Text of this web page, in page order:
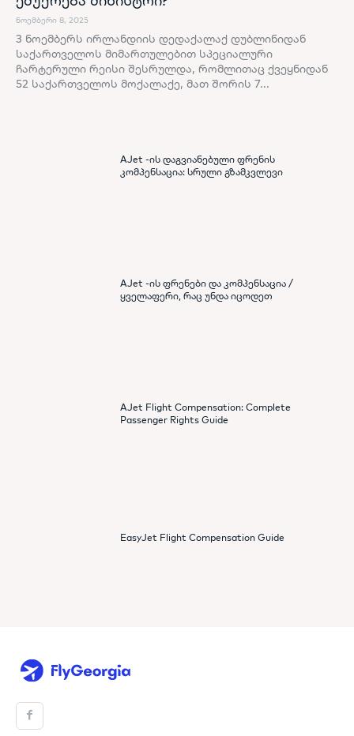
ნოემბერი 8, 2025
3 ნოემბერს ირლანდიის დედაქალაქ დუბლინიდან
საქართველოს მიმართულებით სპეციალური
ჩარტერული რეისი შესრულდა, რომლითაც ქვეყნიდან
52 საქართველოს მოქალაქე, მათ შორის 7...
AJet -ის დაგვიანებული ფრენის
კომპენსაცია: სრული გზამკვლევი
AJet -ის ფრენები და კომპენსაცია /
ყველაფერი, რაც უნდა იცოდეთ
AJet Flight Compensation: Complete
Passenger Rights Guide
EasyJet Flight Compensation Guide